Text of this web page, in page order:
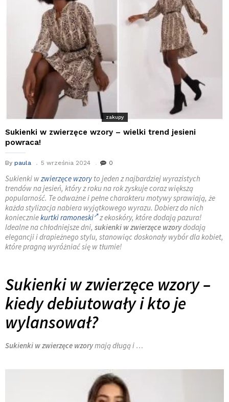
zakupy
Sukienki w zwierzęce wzory – wielki trend jesieni
powraca!
By paula 5 września 2024 0
Sukienki wzwierzęce wzory to jeden z najbardziej wyrazistych
trendów na jesień, który z roku na rok zyskuje coraz większą
popularność. Te odważne i pełne charakteru motywy sprawiają, że
każda stylizacja nabiera wyjątkowego wyrazu. Dobierz do nich
konieczniekurtki ramoneski z ekoskóry, które dodają pazura!
Idealne na chłodniejsze dni, sukienki w zwierzęce wzorydodają
elegancji i drapieżnego stylu, stanowiąc doskonały wybór dla kobiet,
które pragną wyróżniać się w tłumie!
Sukienki w zwierzęce wzory –
kiedy debiutowały i kto je
wylansował?
Sukienki w zwierzęce wzorymają długą i …